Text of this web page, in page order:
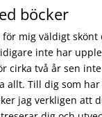
böcker
mig väldigt skönt
inte har
cirka två år sen
allt. Till dig som
jag verkligen att